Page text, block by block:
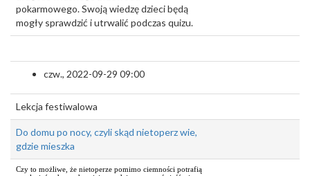
pokarmowego. Swoją wiedzę dzieci będą
mogły sprawdzić i utrwalić podczas quizu.
czw., 2022-09-29 09:00
Lekcja festiwalowa
Do domu po nocy, czyli skąd nietoperz wie,
gdzie mieszka
Czy to możliwe, że nietoperze pomimo ciemności potrafią